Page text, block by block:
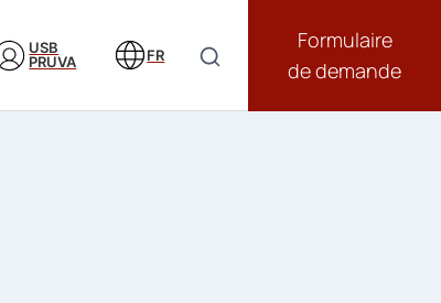
USB
PRUVA
FR
Formulaire
de demande